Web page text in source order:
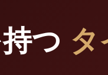
つ タ